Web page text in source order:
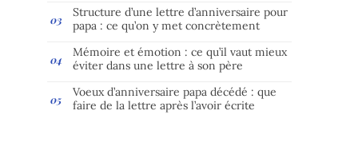
Structure d’une lettre d’anniversaire pour
papa : ce qu’on y met concrètement
Mémoire et émotion : ce qu’il vaut mieux
éviter dans une lettre à son père
Voeux d’anniversaire papa décédé : que
faire de la lettre après l’avoir écrite